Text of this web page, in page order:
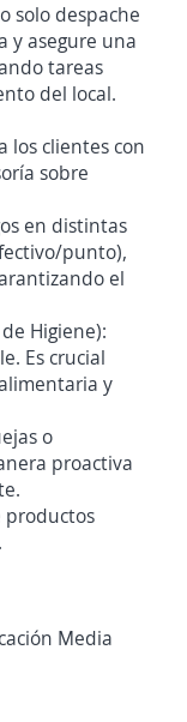
solo despache
y asegure una
tareas
del local.
los clientes con
sobre
en distintas
punto),
el
Higiene):
Es crucial
y
o
proactiva
productos
Media